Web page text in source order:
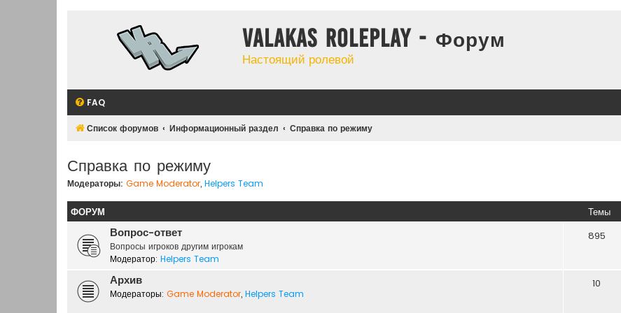
Valakas Roleplay - Форум
Настоящий ролевой
FAQ
Список форумов Информационный раздел Справка по режиму
Справка по режиму
Модераторы: Game Moderator, Helpers Team
ФОРУМ Темы
Вопрос-ответ
Вопросы игроков другим игрокам
Модератор: Helpers Team
895
Архив
Модераторы: Game Moderator, Helpers Team
10